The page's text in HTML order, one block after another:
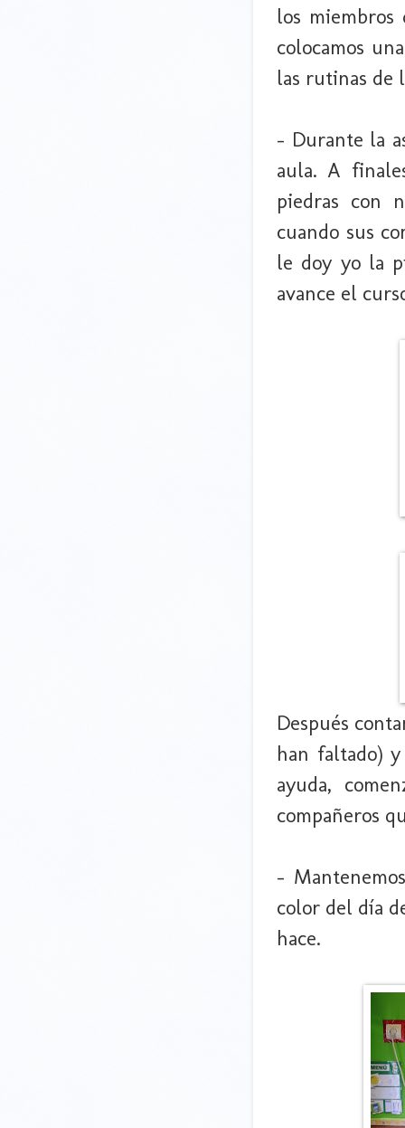
los
colocamos
las rutinas de
- Durante la
aula. A
piedras con
cuando sus
le doy yo la
avance el
Después
han faltado)
ayuda,
compañeros
-
color del día
hace.